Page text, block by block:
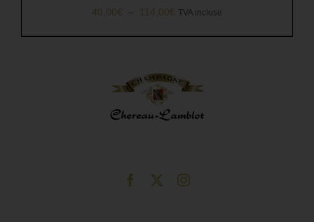
40,00€ – 114,00€ Plage
114,00€
TVA incluse